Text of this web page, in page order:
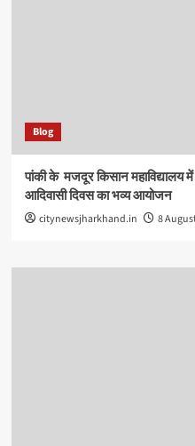
Blog
पांकी के ​ मजदूर किसान महाविद्यालय
आदिवासी दिवस का भव्य आयोजन
citynewsjharkhand.in 8